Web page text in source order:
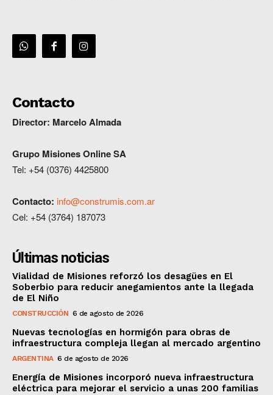
Contacto
Director: Marcelo Almada
Grupo MisionesOnlineSA
Tel: +54 (0376) 4425800
Contacto: info@construmis.com.ar
Cel: +54 (3764) 187073
Últimas noticias
Vialidad de Misiones reforzó los desagües en El
Soberbio para reducir anegamientos ante la llegada
de El Niño
CONSTRUCCIÓN 6 de agosto de 2026
Nuevas tecnologías en hormigón para obras de
infraestructura compleja llegan al mercado argentino
ARGENTINA 6 de agosto de 2026
Energía de Misiones incorporó nueva infraestructura
eléctrica para mejorar el servicio a unas 200 familias